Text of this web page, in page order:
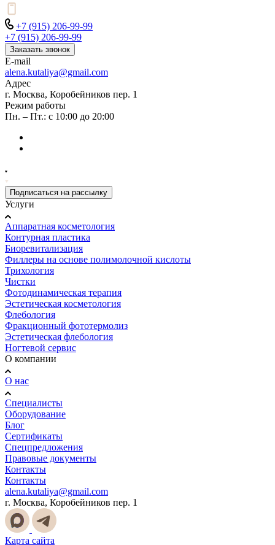
+7 (915) 206-99-99
+7 (915) 206-99-99
Заказать звонок
E-mail
alena.kutaliya@gmail.com
Адрес
г. Москва, Коробейников пер. 1
Режим работы
Пн. – Пт.: с 10:00 до 20:00
Подписаться на рассылку
Услуги
Аппаратная косметология
Контурная пластика
Биоревитализация
Филлеры на основе полимолочной кислоты
Трихология
Чистки
Фотодинамическая терапия
Эстетическая косметология
Флебология
Фракционный фототермолиз
Эстетическая флебология
Ногтевой сервис
О компании
О нас
Специалисты
Оборудование
Блог
Сертификаты
Спецпредложения
Правовые документы
Контакты
Контакты
alena.kutaliya@gmail.com
г. Москва, Коробейников пер. 1
Карта сайта